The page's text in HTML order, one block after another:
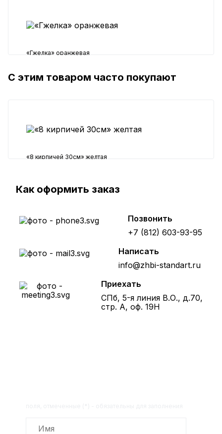
«Гжелка» оранжевая
950 ₽
С этим товаром часто покупают
«8 кирпичей 30см» желтая
Как оформить заказ
Позвонить
+7 (812) 603-93-95
Написать
info@zhbi-standart.ru
Приехать
СПб, 5-я линия В.О., д.70,
стр. А, оф. 19Н